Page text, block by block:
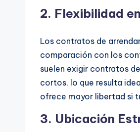
2. Flexibilidad
Los contratos de
comparación con los
suelen exigir contratos
cortos, lo que resulta
ofrece mayor libertad si
3. Ubicación